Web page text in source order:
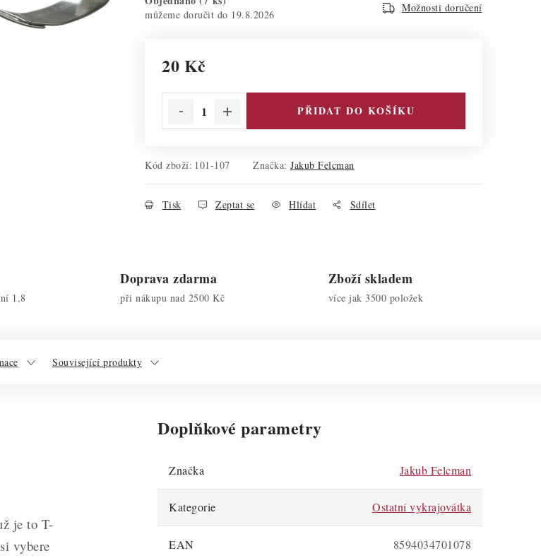
19.8.2026
Možnosti doručení
20 Kč
PŘIDAT DO KOŠÍKU
Kód zboží: 101-107 Značka: Jakub Felcman
Tisk Zeptat se Hlídat Sdílet
1,8
Doprava zdarma
při nákupu nad 2500 Kč
Zboží skladem
více jak 3500 položek
Související produkty
je to T-
vybere
Doplňkové parametry
Značka Jakub Felcman
Kategorie Ostatní vykrajovátka
EAN 8594034701078